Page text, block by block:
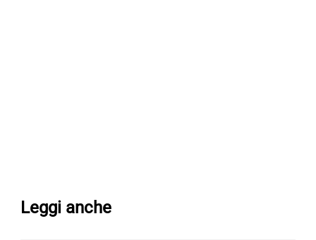
Leggi anche